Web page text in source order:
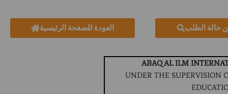
العودة للصفحة الرئيسية حالة الطلب
ABAQ AL ILM
UNDER THE SUPERVISION